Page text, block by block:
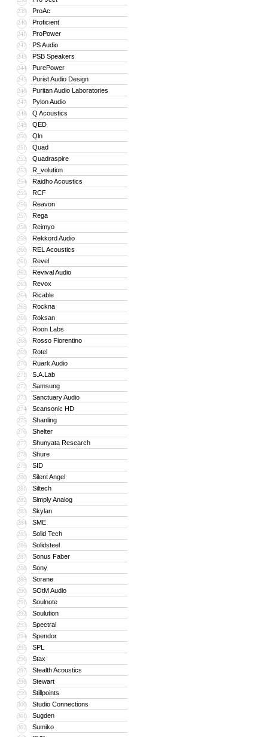
239 ProAc
240 Proficient
241 ProPower
242 PS Audio
243 PSB Speakers
244 PurePower
245 Purist Audio Design
246 Puritan Audio Laboratories
247 Pylon Audio
248 Q Acoustics
249 QED
250 Qln
251 Quad
252 Quadraspire
253 R_volution
254 Raidho Acoustics
255 RCF
256 Reavon
257 Rega
258 Reimyo
259 Rekkord Audio
260 REL Acoustics
261 Revel
262 Revival Audio
263 Revox
264 Ricable
265 Rockna
266 Roksan
267 Roon Labs
268 Rosso Fiorentino
269 Rotel
270 Ruark Audio
271 S.A.Lab
272 Samsung
273 Sanctuary Audio
274 Scansonic HD
275 Shanling
276 Shelter
277 Shunyata Research
278 Shure
279 SID
280 Silent Angel
281 Siltech
282 Simply Analog
283 Skylan
284 SME
285 Solid Tech
286 Solidsteel
287 Sonus Faber
288 Sony
289 Sorane
290 SOtM Audio
291 Soulnote
292 Soulution
293 Spectral
294 Spendor
295 SPL
296 Stax
297 Stealth Acoustics
298 Stewart
299 Stillpoints
300 Studio Connections
301 Sugden
302 Sumiko